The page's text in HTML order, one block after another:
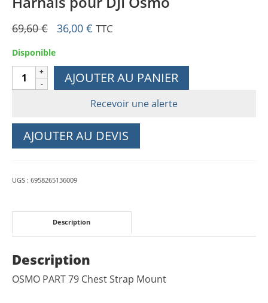
69,60€
Le
était :
69,60 €.
36,00 € Le
est :
36,00 €.
TTC
Disponible
quantité
de
Osmo
AJOUTER AU PANIER
Recevoir une alerte
AJOUTER AU DEVIS
UGS : 6958265136009
Description
Description
OSMO PART 79 Chest Strap Mount